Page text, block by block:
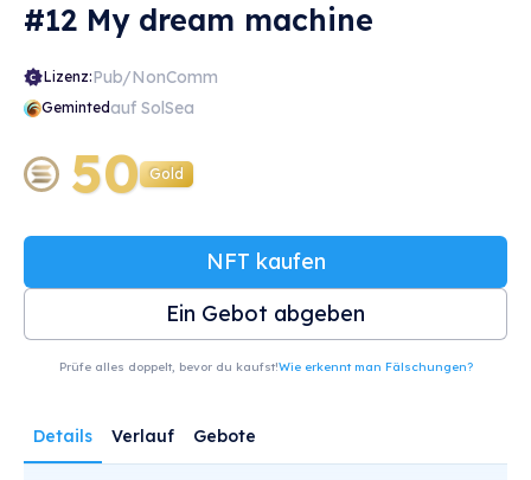
#12 My dream machine
Lizenz:Pub/NonComm
Gemintedauf SolSea
50 Gold
NFT kaufen
Ein Gebot abgeben
Prüfe alles doppelt, bevor du kaufst!Wie erkennt man Fälschungen?
Details Verlauf Gebote